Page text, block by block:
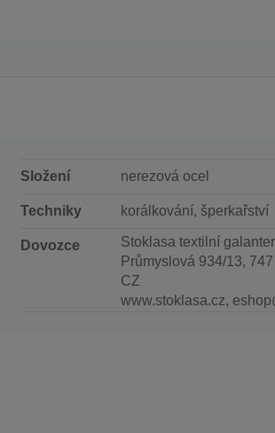
Složení nerezová ocel
Techniky korálkování, šperkařství
Dovozce
Stoklasa textilní
Průmyslová 934/13,
CZ
www.stoklasa.cz,